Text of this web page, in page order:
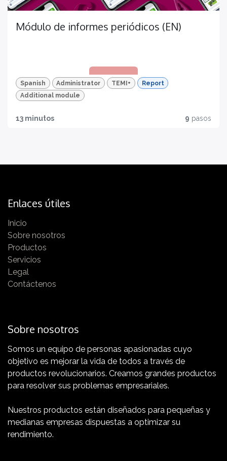
Módulo de informes periódicos (EN)
Para un conocimiento completo de todas las
funciones de generación de informes periódicos
Reanuda cuando quieras
Continúa donde lo dejaste
Spanish Administrator TEMI+
Report
Additional module
13 minutos 9 pasos
Enlaces útiles
Inicio
Sobre nosotros
Productos
Servicios
Legal
Contáctenos
Sobre nosotros
Somos un equipo de personas apasionadas cuyo
objetivo es mejorar la vida de todos a través de
productos revolucionarios. Creamos grandes productos
para resolver sus problemas empresariales.
Nuestros productos están diseñados para pequeñas y
medianas empresas dispuestas a optimizar su
rendimiento.